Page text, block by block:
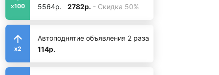
x100
5564р. 2782р. - Скидка 50%
x2
Автоподнятие объявления 2 раза
114р.